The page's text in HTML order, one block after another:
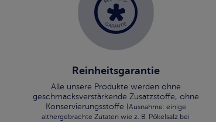
Reinheitsgarantie
Alle unsere Produkte werden ohne
geschmacksverstärkende Zusatzstoffe, ohne
Konservierungsstoffe (Ausnahme: einige
althergebrachte Zutaten wie z. B. Pökelsalz bei